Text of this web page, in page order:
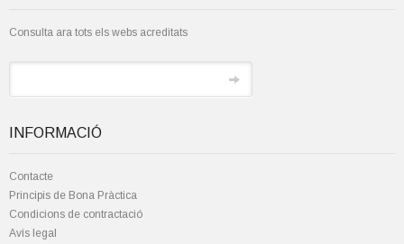
Consulta ara tots els webs acreditats
INFORMACIÓ
Contacte
Principis de Bona Pràctica
Condicions de contractació
Avís legal